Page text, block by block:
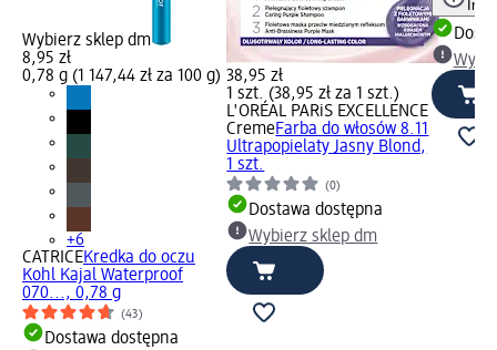
Wybierz sklep dm
8,95 zł
0,78 g (1 147,44 zł za 100 g)
+6
CATRICEKredka do oczu
Kohl Kajal Waterproof
070..., 0,78 g
(43)
Dostawa dostępna
38,95 zł
1 szt. (38,95 zł za 1 szt.)
L'ORÉAL PARiS EXCELLENCE
CremeFarba do włosów 8.11
Ultrapopielaty Jasny Blond,
1 szt.
(0)
Dostawa dostępna
Wybierz sklep dm